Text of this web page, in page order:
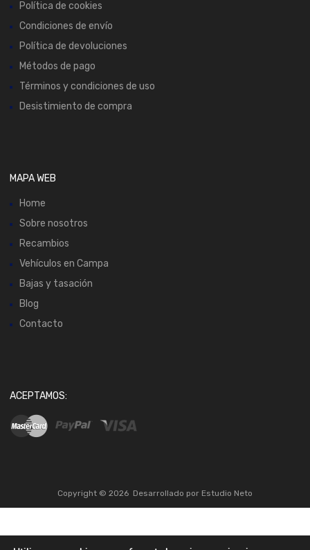
Política de cookies
Condiciones de envío
Política de devoluciones
Métodos de pago
Términos y condiciones de uso
Desistimiento de compra
MAPA WEB
Home
Sobre nosotros
Recambios
Vehículos en Campa
Bajas y tasación
Blog
Contacto
ACEPTAMOS:
Copyright © 2026 Desarrollado por Estudio Neto